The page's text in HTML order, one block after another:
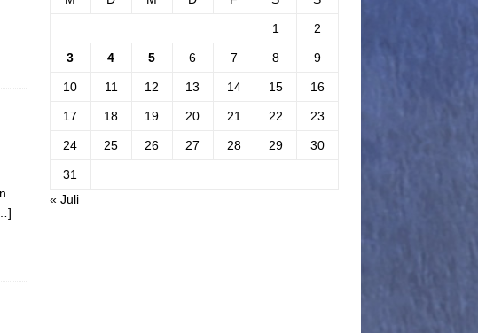
1 2
3 4 5 6 7 8 9
10 11 12 13 14 15 16
17 18 19 20 21 22 23
24 25 26 27 28 29 30
31
« Juli